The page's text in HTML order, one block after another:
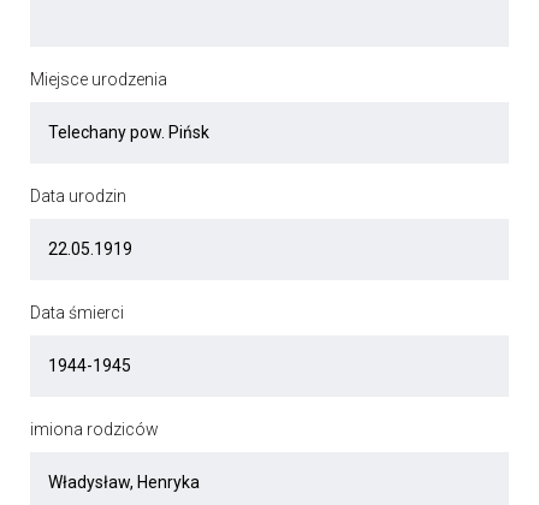
Miejsce urodzenia
Data urodzin
Data śmierci
imiona rodziców